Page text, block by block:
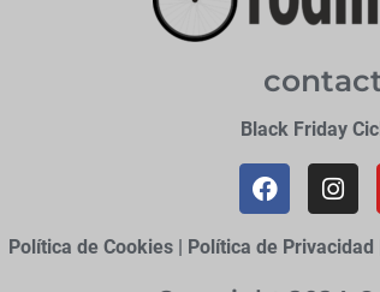
Black Friday
Política de Cookies | Política de Privacidad